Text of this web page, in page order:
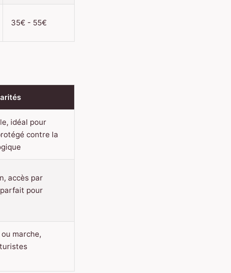
35€ - 55€
idéal pour
contre la
accès par
pour
marche,